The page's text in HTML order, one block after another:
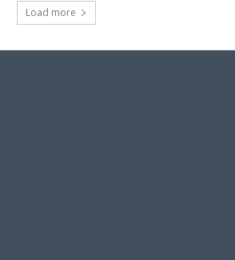
Load more